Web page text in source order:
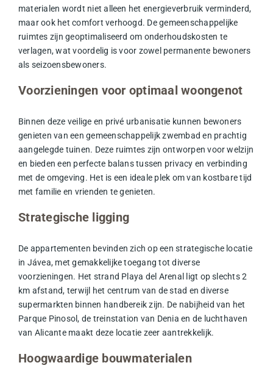
materialen wordt niet alleen het energieverbruik verminderd,
maar ook het comfort verhoogd. De gemeenschappelijke
ruimtes zijn geoptimaliseerd om onderhoudskosten te
verlagen, wat voordelig is voor zowel permanente bewoners
als seizoensbewoners.
Voorzieningen voor optimaal woongenot
Binnen deze veilige en privé urbanisatie kunnen bewoners
genieten van een gemeenschappelijk zwembad en prachtig
aangelegde tuinen. Deze ruimtes zijn ontworpen voor welzijn
en bieden een perfecte balans tussen privacy en verbinding
met de omgeving. Het is een ideale plek om van kostbare tijd
met familie en vrienden te genieten.
Strategische ligging
De appartementen bevinden zich op een strategische locatie
in Jávea, met gemakkelijke toegang tot diverse
voorzieningen. Het strand Playa del Arenal ligt op slechts 2
km afstand, terwijl het centrum van de stad en diverse
supermarkten binnen handbereik zijn. De nabijheid van het
Parque Pinosol, de treinstation van Denia en de luchthaven
van Alicante maakt deze locatie zeer aantrekkelijk.
Hoogwaardige bouwmaterialen